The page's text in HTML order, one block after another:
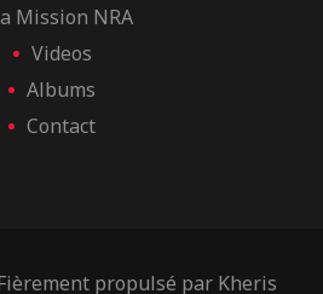
Mission NRA
Videos
Albums
Contact
propulsé par Kheris